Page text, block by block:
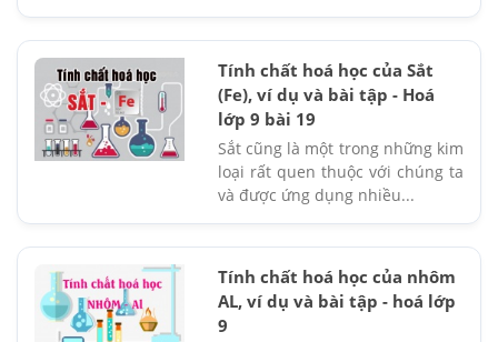
Tính chất hoá học của Sắt
(Fe), ví dụ và bài tập - Hoá
lớp 9 bài 19
Sắt cũng là một trong những kim
loại rất quen thuộc với chúng ta
và được ứng dụng nhiều...
Tính chất hoá học của nhôm
AL, ví dụ và bài tập - hoá lớp
9